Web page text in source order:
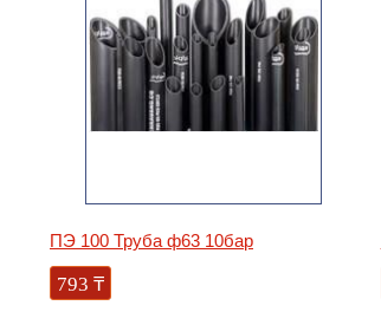
ПЭ 100 Труба ф63 10бар
793 ₸